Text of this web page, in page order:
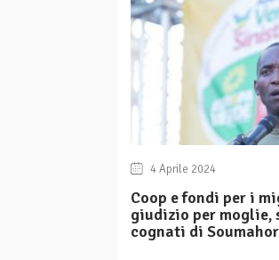
4 Aprile 2024
Coop e fondi per i
giudizio per moglie,
cognati di